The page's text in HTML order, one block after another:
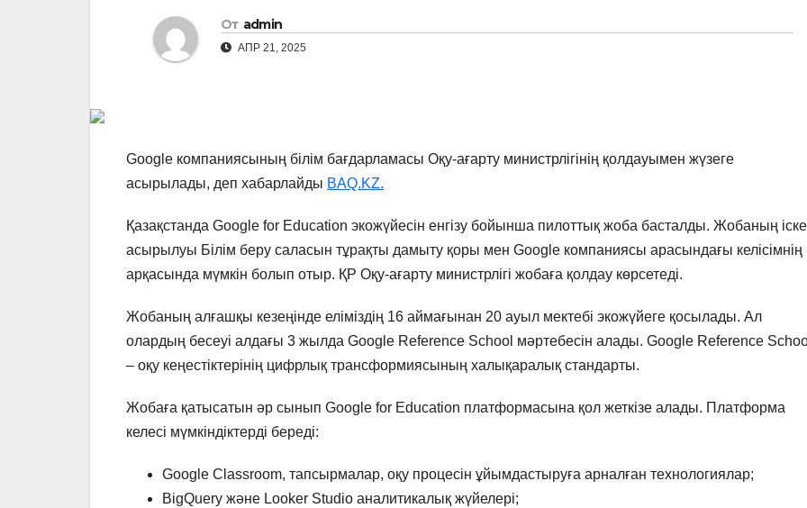
От admin
АПР 21, 2025
Google компаниясының білім бағдарламасы Оқу-ағарту министрлігінің қолдауымен жүзеге
асырылады, деп хабарлайды BAQ.KZ.
Қазақстанда Google for Education экожүйесін енгізу бойынша пилоттық жоба басталды. Жобаның іске
асырылуы Білім беру саласын тұрақты дамыту қоры мен Google компаниясы арасындағы келісімнің
арқасында мүмкін болып отыр. ҚР Оқу-ағарту министрлігі жобаға қолдау көрсетеді.
Жобаның алғашқы кезеңінде еліміздің 16 аймағынан 20 ауыл мектебі экожүйеге қосылады. Ал
олардың бесеуі алдағы 3 жылда Google Reference School мәртебесін алады. Google Reference
– оқу кеңестіктерінің цифрлық трансформиясының халықаралық стандарты.
Жобаға қатысатын әр сынып Google for Education платформасына қол жеткізе алады. Платформа
келесі мүмкіндіктерді береді:
Google Classroom, тапсырмалар, оқу процесін ұйымдастыруға арналған технологиялар;
BigQuery және Looker Studio аналитикалық жүйелері;